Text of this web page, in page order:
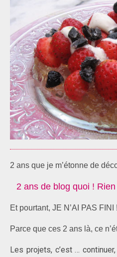
2 ans que je m’étonne de
2 ans de blog quoi !
Et pourtant, JE N’AI PAS FINI !
Parce que ces 2 ans là, ce
Les projets, c’est …